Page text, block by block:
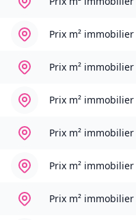
Prix m² immobilier
Prix m² immobilier
Prix m² immobilier
Prix m² immobilier
Prix m² immobilier
Prix m² immobilier